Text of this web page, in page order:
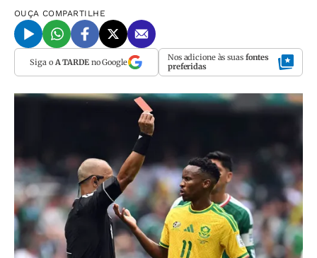
OUÇA COMPARTILHE
Siga o A TARDEno Google Nos adicione às suas fontes
preferidas